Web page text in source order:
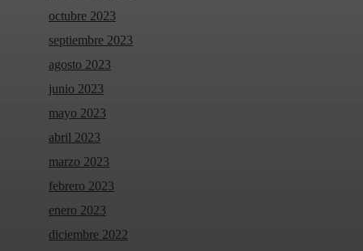
octubre 2023
septiembre 2023
agosto 2023
junio 2023
mayo 2023
abril 2023
marzo 2023
febrero 2023
enero 2023
diciembre 2022